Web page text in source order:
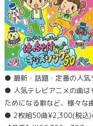
● 最新・話題・定番の人気
● 人気テレビアニメの曲は
ためになる歌など、様々な
● 2枚組50曲¥2,300(税込)